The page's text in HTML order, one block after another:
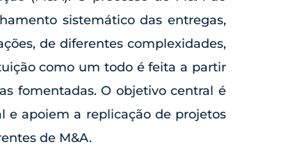
sistemático das entregas,
de diferentes complexidades,
como um todo é feita a partir
fomentadas. O objetivo central é
e apoiem a replicação de projetos
de M&A.